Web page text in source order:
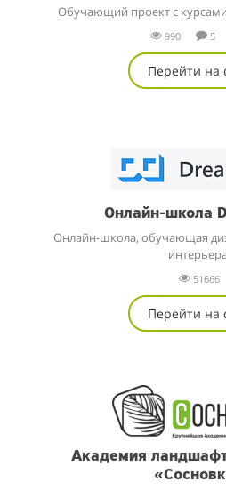
Обучающий проект с
990 5
Перейти на
Онлайн-школа
Онлайн-школа, обучающая
51666
Перейти на
Академия